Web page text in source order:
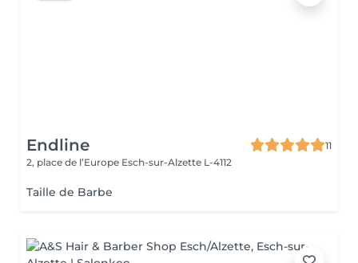
Endline
11
2, place de l’Europe Esch-sur-Alzette L-4112
Taille de Barbe